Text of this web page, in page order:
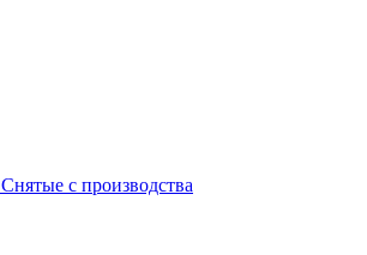
Снятые с производства